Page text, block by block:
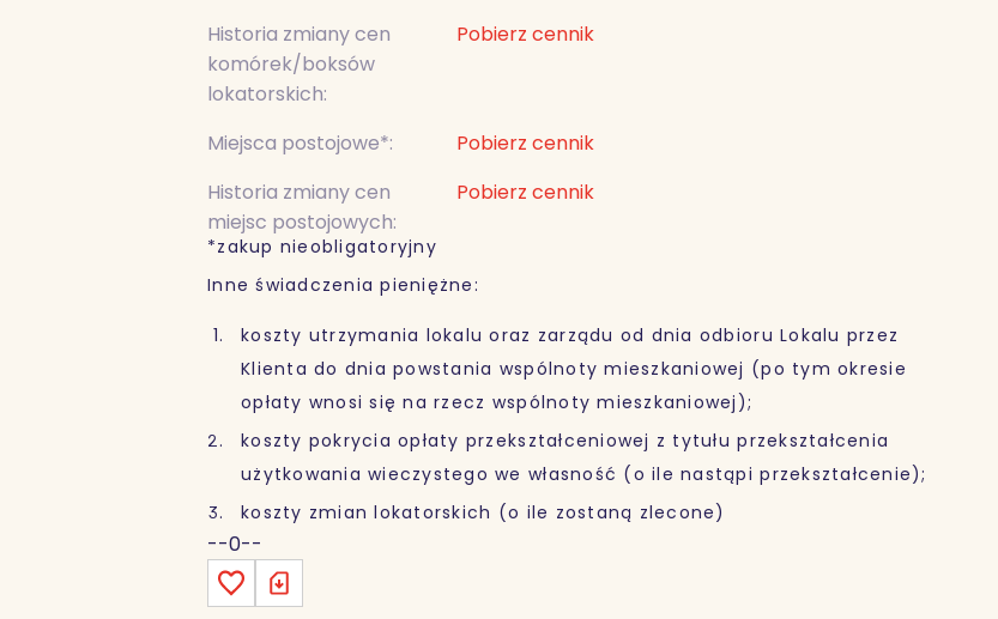
Historia zmiany cen
komórek/boksów
lokatorskich:
Pobierz cennik
Miejsca postojowe*:
Pobierz cennik
Historia zmiany cen
miejsc postojowych:
Pobierz cennik
*zakup nieobligatoryjny
Inne świadczenia pieniężne:
koszty utrzymania lokalu oraz zarządu od dnia odbioru Lokalu przez
Klienta do dnia powstania wspólnoty mieszkaniowej (po tym okresie
opłaty wnosi się na rzecz wspólnoty mieszkaniowej);
koszty pokrycia opłaty przekształceniowej z tytułu przekształcenia
użytkowania wieczystego we własność (o ile nastąpi przekształcenie);
koszty zmian lokatorskich (o ile zostaną zlecone)
--0--